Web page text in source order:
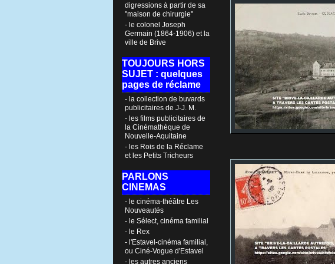
digressions à partir de sa
"maison de chirurgie"
- le colonel Joseph
Germain (1864-1906) et la
ville de Brive
TOUJOURS HORS
SUJET : quelques
pages de réclame
- la collection de buvards
publicitaires de J-J. M.
- les films publicitaires de
la Cinémathèque de
Nouvelle-Aquitaine
- les Rois de la Réclame
et les Petits Tricheurs
PARLONS
CINEMAS
- le cinéma-théâtre Les
Nouveautés
- le Sélect, cinéma familial
- le Rex
- l'Estavel-cinéma familial,
ou Ciné-Vogue d'Estavel
- les autres anciens